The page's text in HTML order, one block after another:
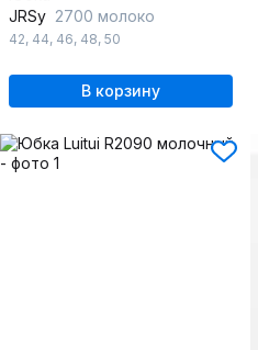
JRSy 2700 молоко
42, 44, 46, 48, 50
В корзину